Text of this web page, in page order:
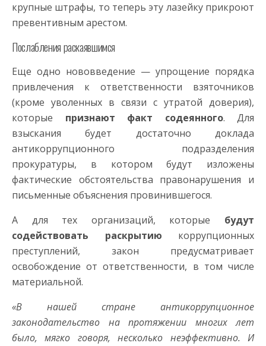
крупные штрафы, то теперь эту лазейку прикроют
превентивным арестом.
Послабления раскаявшимся
Еще одно нововведение — упрощение порядка
привлечения к ответственности взяточников
(кроме уволенных в связи с утратой доверия),
которые признают факт содеянного. Для
взыскания будет достаточно доклада
антикоррупционного подразделения
прокуратуры, в котором будут изложены
фактические обстоятельства правонарушения и
письменные объяснения провинившегося.
А для тех организаций, которые будут
содействовать раскрытию коррупционных
преступлений, закон предусматривает
освобождение от ответственности, в том числе
материальной.
«В нашей стране антикоррупционное
законодательство на протяжении многих лет
было, мягко говоря, несколько неэффективно. И